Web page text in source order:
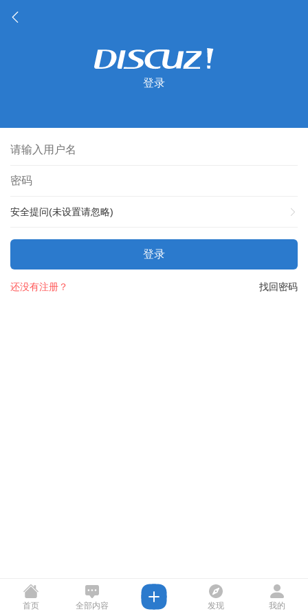
登录
安全提问(未设置请忽略)
登录
找回密码
还没有注册？
首页 全部内容 发现 我的